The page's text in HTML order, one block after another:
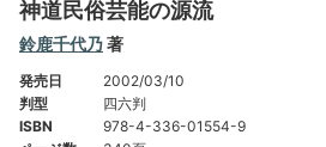
神道民俗芸能の源流
鈴鹿千代乃著
発売日
2002/03/10
判型
四六判
ISBN
978-4-336-01554-9